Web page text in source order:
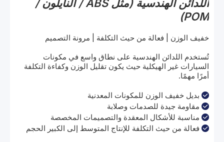
اللدائن الهندسية (مثل ABS / النايلون /
POM)
خفيف الوزن | فعالة من حيث التكلفة | مرونة التصميم
تُستخدم اللدائن الهندسية على نطاق واسع في مكونات
السيارات غير الهيكلية حيث يكون تقليل الوزن وكفاءة التكلفة
أمرًا مهمًا.
 بديل خفيف الوزن للمكونات المعدنية
 مقاومة جيدة للصدمات وصلابة
 مناسبة للأشكال المعقدة والتصميمات المخصصة
 فعالة من حيث التكلفة للإنتاج المتوسط ​​إلى الكبير الحجم